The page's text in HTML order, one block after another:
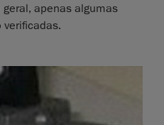
apenas algumas